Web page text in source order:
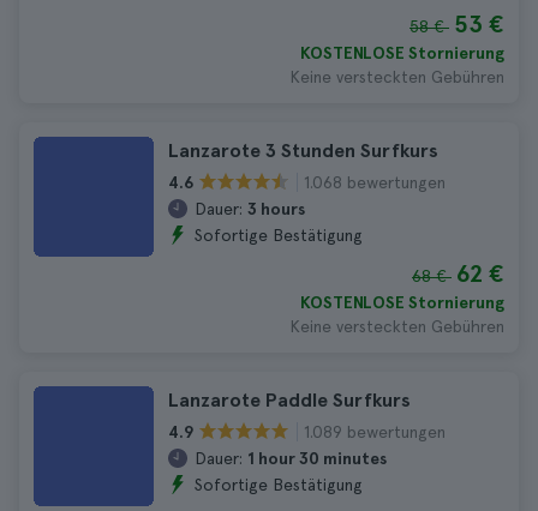
58 € 53 €
KOSTENLOSE Stornierung
Keine versteckten Gebühren
Lanzarote 3 Stunden Surfkurs
4.6
1.068 bewertungen
Dauer: 3 hours
Sofortige Bestätigung
68 € 62 €
KOSTENLOSE Stornierung
Keine versteckten Gebühren
Lanzarote Paddle Surfkurs
4.9
1.089 bewertungen
Dauer: 1 hour 30 minutes
Sofortige Bestätigung